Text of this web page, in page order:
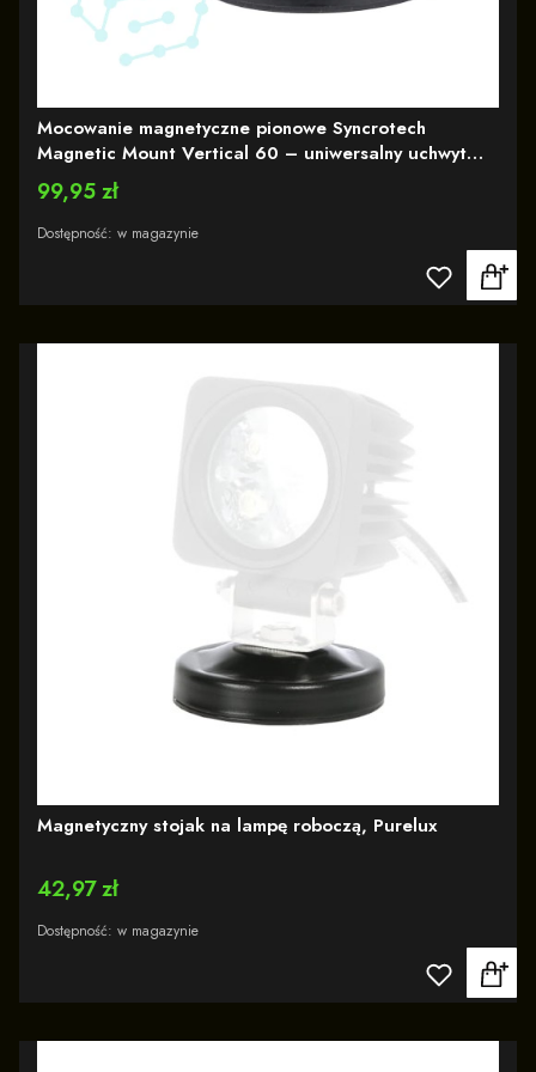
Mocowanie magnetyczne pionowe Syncrotech
Magnetic Mount Vertical 60 – uniwersalny uchwyt
montażowy bez wiercenia
Cena
99,95 zł
Dostępność: w magazynie
Magnetyczny stojak na lampę roboczą, Purelux
Cena
42,97 zł
Dostępność: w magazynie